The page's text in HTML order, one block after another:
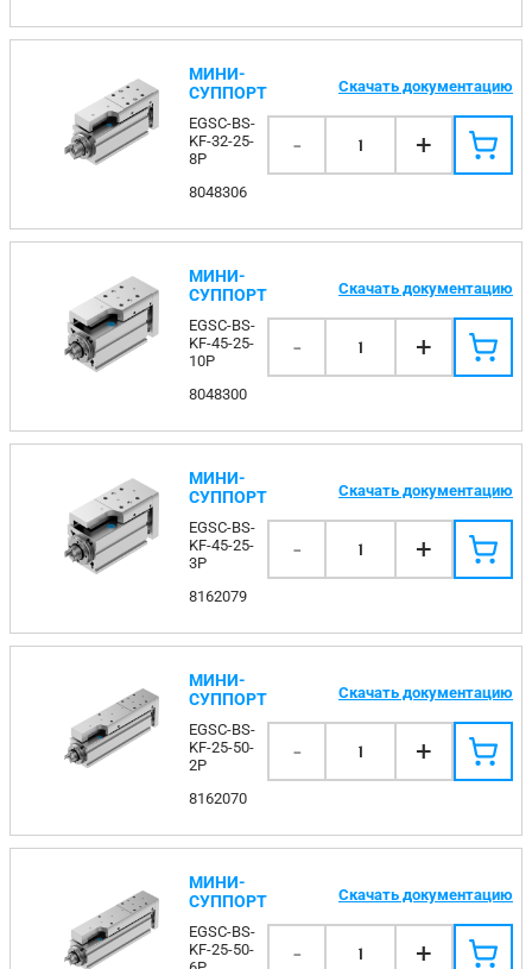
МИНИ-
СУППОРТ
EGSC-BS-
KF-32-25-
8P
8048306
Скачать документацию
- 1 +
МИНИ-
СУППОРТ
EGSC-BS-
KF-45-25-
10P
8048300
Скачать документацию
- 1 +
МИНИ-
СУППОРТ
EGSC-BS-
KF-45-25-
3P
8162079
Скачать документацию
- 1 +
МИНИ-
СУППОРТ
EGSC-BS-
KF-25-50-
2P
8162070
Скачать документацию
- 1 +
МИНИ-
СУППОРТ
EGSC-BS-
KF-25-50-
Скачать документацию
- 1 +